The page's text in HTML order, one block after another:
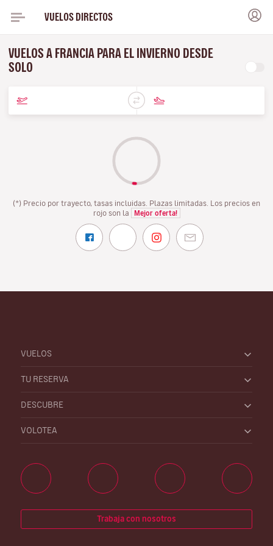
VUELOS DIRECTOS
VUELOS A FRANCIA PARA EL INVIERNO DESDE
SOLO
(*) Precio por trayecto, tasas incluidas. Plazas limitadas. Los precios en
rojo son la
Mejor oferta!
VUELOS
TU RESERVA
DESCUBRE
VOLOTEA
Trabaja con nosotros